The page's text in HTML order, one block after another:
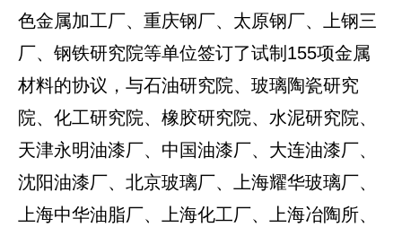
色金属加工厂、重庆钢厂、太原钢厂、上钢三
厂、钢铁研究院等单位签订了试制155项金属
材料的协议，与石油研究院、玻璃陶瓷研究
院、化工研究院、橡胶研究院、水泥研究院、
天津永明油漆厂、中国油漆厂、大连油漆厂、
沈阳油漆厂、北京玻璃厂、上海耀华玻璃厂、
上海中华油脂厂、上海化工厂、上海冶陶所、